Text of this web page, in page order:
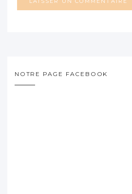
NOTRE PAGE FACEBOOK